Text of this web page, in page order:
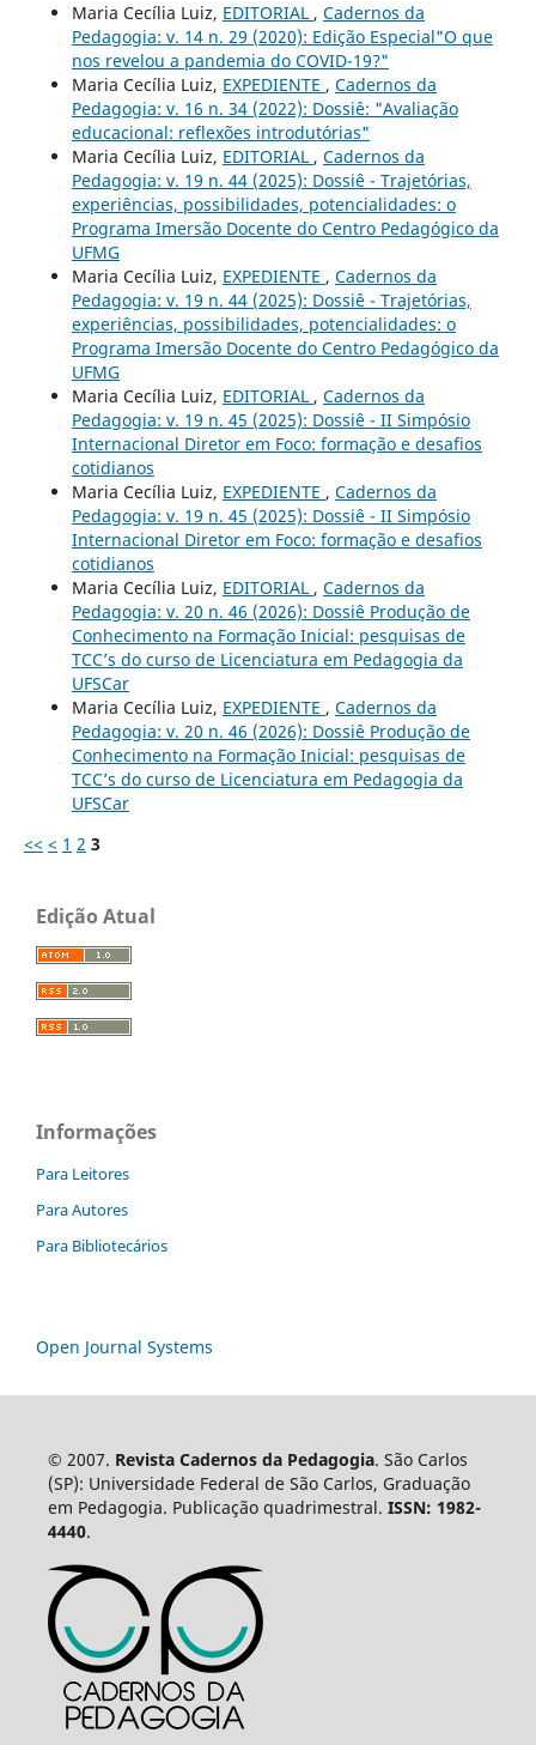
Maria Cecília Luiz, EDITORIAL , Cadernos da
Pedagogia: v. 14 n. 29 (2020): Edição Especial"O que
nos revelou a pandemia do COVID-19?"
Maria Cecília Luiz, EXPEDIENTE , Cadernos da
Pedagogia: v. 16 n. 34 (2022): Dossiê: "Avaliação
educacional: reflexões introdutórias"
Maria Cecília Luiz, EDITORIAL , Cadernos da
Pedagogia: v. 19 n. 44 (2025): Dossiê - Trajetórias,
experiências, possibilidades, potencialidades: o
Programa Imersão Docente do Centro Pedagógico da
UFMG
Maria Cecília Luiz, EXPEDIENTE , Cadernos da
Pedagogia: v. 19 n. 44 (2025): Dossiê - Trajetórias,
experiências, possibilidades, potencialidades: o
Programa Imersão Docente do Centro Pedagógico da
UFMG
Maria Cecília Luiz, EDITORIAL , Cadernos da
Pedagogia: v. 19 n. 45 (2025): Dossiê - II Simpósio
Internacional Diretor em Foco: formação e desafios
cotidianos
Maria Cecília Luiz, EXPEDIENTE , Cadernos da
Pedagogia: v. 19 n. 45 (2025): Dossiê - II Simpósio
Internacional Diretor em Foco: formação e desafios
cotidianos
Maria Cecília Luiz, EDITORIAL , Cadernos da
Pedagogia: v. 20 n. 46 (2026): Dossiê Produção de
Conhecimento na Formação Inicial: pesquisas de
TCC’s do curso de Licenciatura em Pedagogia da
UFSCar
Maria Cecília Luiz, EXPEDIENTE , Cadernos da
Pedagogia: v. 20 n. 46 (2026): Dossiê Produção de
Conhecimento na Formação Inicial: pesquisas de
TCC’s do curso de Licenciatura em Pedagogia da
UFSCar
<< < 1 2 3
Edição Atual
Informações
Para Leitores
Para Autores
Para Bibliotecários
Open Journal Systems
© 2007. Revista Cadernos da Pedagogia. São Carlos
(SP): Universidade Federal de São Carlos, Graduação
em Pedagogia. Publicação quadrimestral. ISSN: 1982-
4440.